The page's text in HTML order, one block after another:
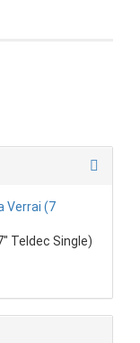
Teldec Single)